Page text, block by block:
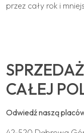
przez cały rok i
CAŁEJ
Odwiedź naszą